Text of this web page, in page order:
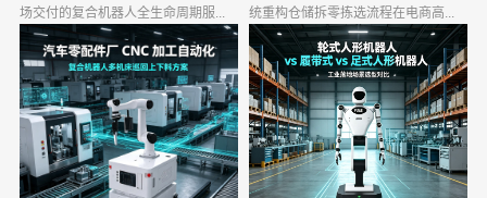
场交付的复合机器人全生命周期服...
统重构仓储拆零拣选流程在电商高...